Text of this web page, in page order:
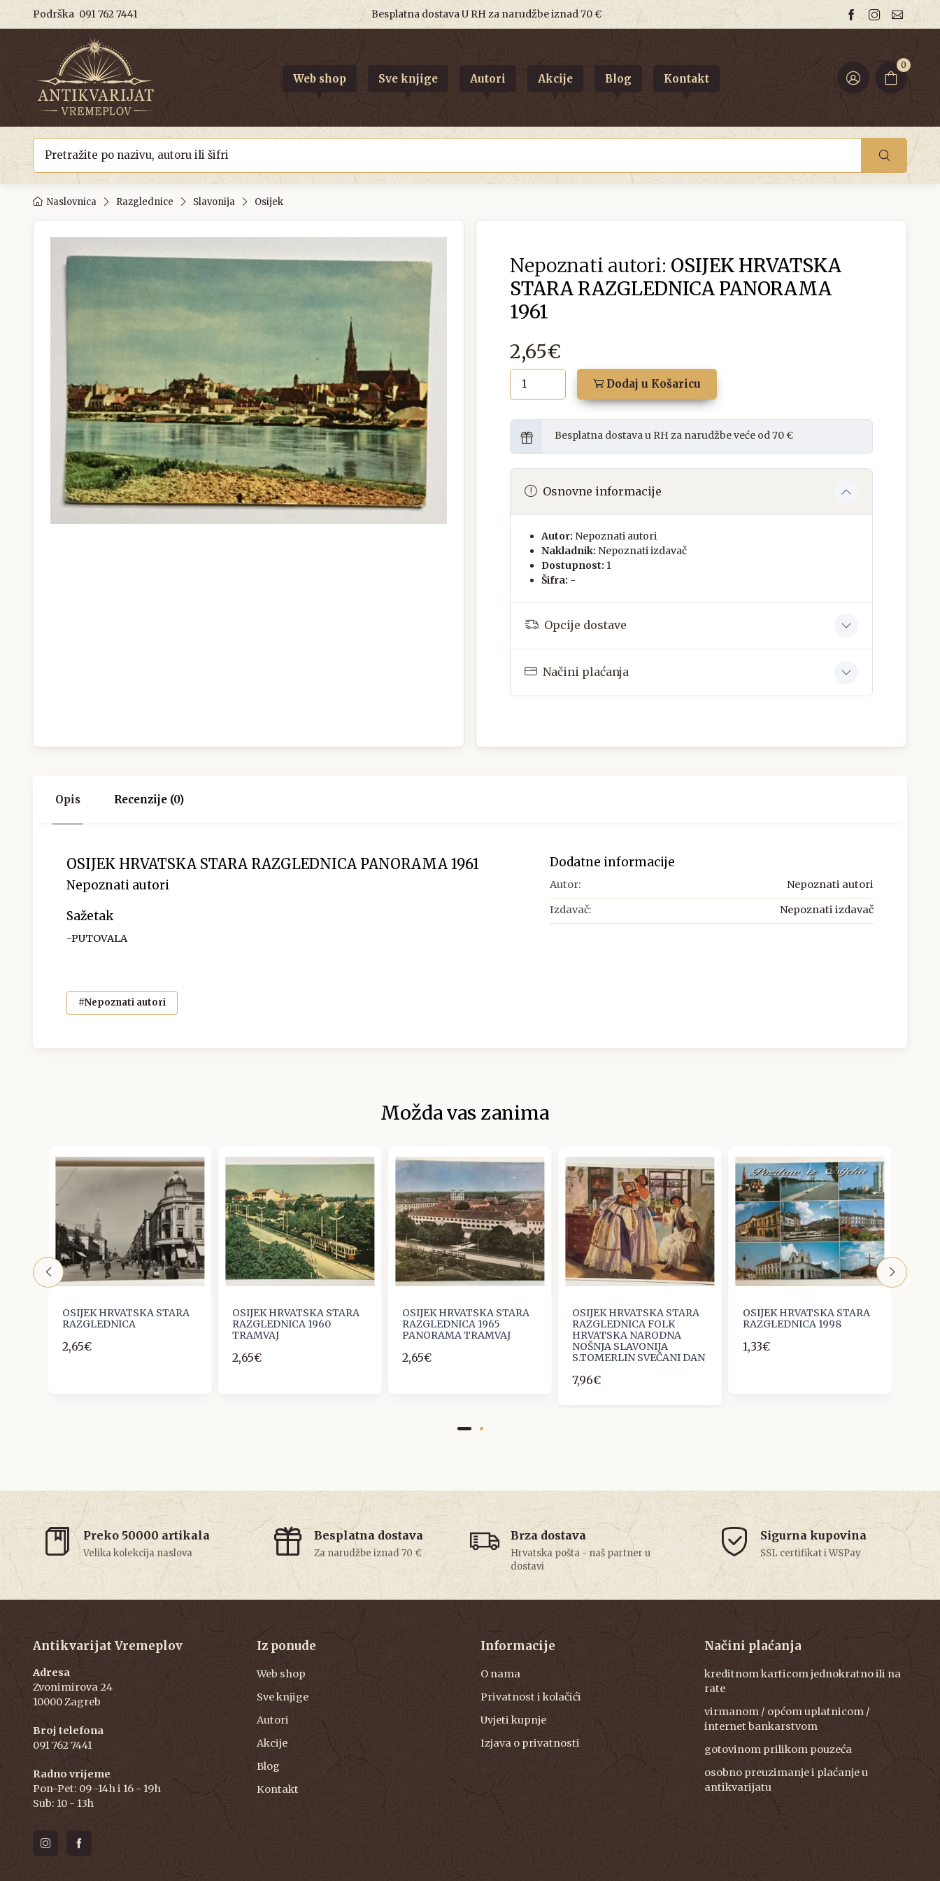
Podrška 091 762 7441 Besplatna dostava U RH za narudžbe iznad 70 €
0
Web shop Sve knjige Autori Akcije Blog Kontakt
Naslovnica Razglednice Slavonija Osijek
Nepoznati autori: OSIJEK HRVATSKA
STARA RAZGLEDNICA PANORAMA
1961
2,65€
Dodaj u Košaricu
Besplatna dostava u RH za narudžbe veće od 70 €
Osnovne informacije
Autor: Nepoznati autori
Nakladnik: Nepoznati izdavač
Dostupnost: 1
Šifra: -
Opcije dostave
Načini plaćanja
Opis Recenzije (0)
OSIJEK HRVATSKA STARA RAZGLEDNICA PANORAMA 1961
Nepoznati autori
Sažetak
-PUTOVALA
#Nepoznati autori
Dodatne informacije
Autor: Nepoznati autori
Izdavač: Nepoznati izdavač
Možda vas zanima
OSIJEK HRVATSKA STARA
RAZGLEDNICA
2,65€
OSIJEK HRVATSKA STARA
RAZGLEDNICA 1960
TRAMVAJ
2,65€
OSIJEK HRVATSKA STARA
RAZGLEDNICA 1965
PANORAMA TRAMVAJ
2,65€
OSIJEK HRVATSKA STARA
RAZGLEDNICA FOLK
HRVATSKA NARODNA
NOŠNJA SLAVONIJA
S.TOMERLIN SVEČANI DAN
7,96€
OSIJEK HRVATSKA STARA
RAZGLEDNICA 1998
1,33€
Preko 50000 artikala
Velika kolekcija naslova
Besplatna dostava
Za narudžbe iznad 70 €
Brza dostava
Hrvatska pošta - naš partner u
dostavi
Sigurna kupovina
SSL certifikat i WSPay
Antikvarijat Vremeplov
Adresa
Zvonimirova 24
10000 Zagreb
Broj telefona
091 762 7441
Radno vrijeme
Pon-Pet: 09 -14h i 16 - 19h
Sub: 10 - 13h
Iz ponude
Web shop
Sve knjige
Autori
Akcije
Blog
Kontakt
Informacije
O nama
Privatnost i kolačići
Uvjeti kupnje
Izjava o privatnosti
Načini plaćanja
kreditnom karticom jednokratno ili na
rate
virmanom / općom uplatnicom /
internet bankarstvom
gotovinom prilikom pouzeća
osobno preuzimanje i plaćanje u
antikvarijatu